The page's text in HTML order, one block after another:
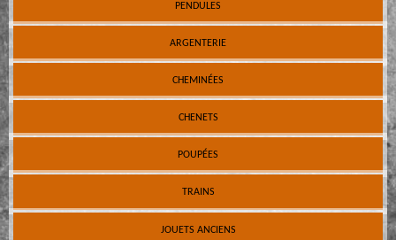
PENDULES
ARGENTERIE
CHEMINÉES
CHENETS
POUPÉES
TRAINS
JOUETS ANCIENS